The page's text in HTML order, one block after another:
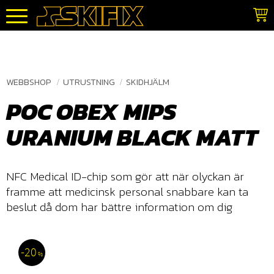
Meny
WEBBSHOP UTRUSTNING SKIDHJÄLM
POC OBEX MIPS
URANIUM BLACK MATT
NFC Medical ID-chip som gör att när olyckan är
framme att medicinsk personal snabbare kan ta
beslut då dom har bättre information om dig
20 %